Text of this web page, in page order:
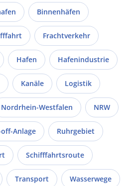
Binnenhäfen
Frachtverkehr
Hafen Hafenindustrie
Kanäle Logistik
Nordrhein-Westfalen NRW
Anlage Ruhrgebiet
Schifffahrtsroute
Transport Wasserwege